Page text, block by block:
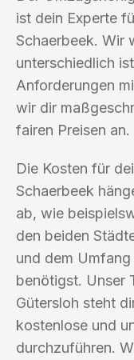
ist dein Experte
Schaerbeek. Wir
unterschiedlich
Anforderungen
wir dir
fairen Preisen an.
Die Kosten für
Schaerbeek
ab, wie
den beiden
und dem
benötigst. Unser
Gütersloh steht
kostenlose und
durchzuführen.